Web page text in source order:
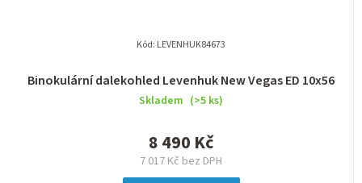
Binokulární dalekohled Levenhuk New Vegas ED 10x56
Skladem (>5 ks)
7 017 Kč bez DPH
8 490 Kč
Kód: LEVENHUK84673